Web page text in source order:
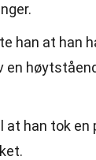
han at han
en
at han tok en